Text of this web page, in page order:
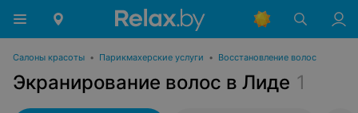
Салоны красоты • Парикмахерские услуги • Восстановление волос
Экранирование волос в Лиде 1